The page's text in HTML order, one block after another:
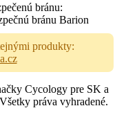
bránu:
produkty:
Cycology pre SK a
práva vyhradené.